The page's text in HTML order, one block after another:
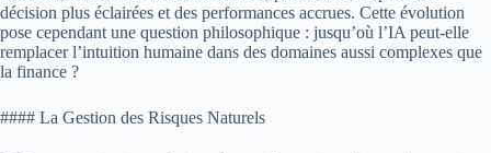
décision plus éclairées et des performances accrues. Cette évolution
pose cependant une question philosophique : jusqu’où l’IA peut-elle
remplacer l’intuition humaine dans des domaines aussi complexes que
la finance ?
#### La Gestion des Risques Naturels